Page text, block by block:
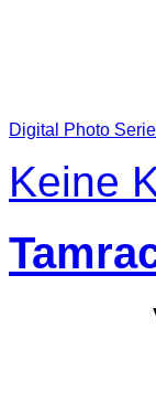
Digital Photo
Keine